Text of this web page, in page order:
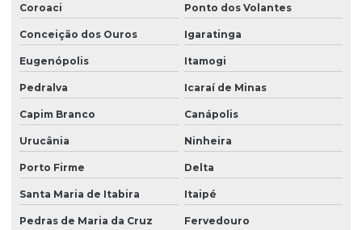
Coroaci Ponto dos Volantes
Conceição dos Ouros Igaratinga
Eugenópolis Itamogi
Pedralva Icaraí de Minas
Capim Branco Canápolis
Urucânia Ninheira
Porto Firme Delta
Santa Maria de Itabira Itaipé
Pedras de Maria da Cruz Fervedouro